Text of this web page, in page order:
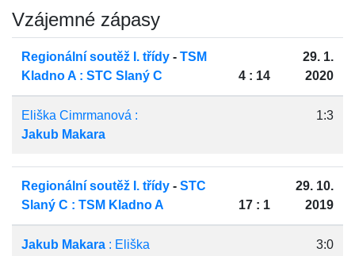
Vzájemné zápasy
Regionální soutěž I. třídy - TSM
Kladno A : STC Slaný C
4 : 14
29. 1.
2020
Eliška Cimrmanová :
Jakub Makara
1:3
Regionální soutěž I. třídy - STC
Slaný C : TSM Kladno A
17 : 1
29. 10.
2019
Jakub Makara : Eliška
3:0